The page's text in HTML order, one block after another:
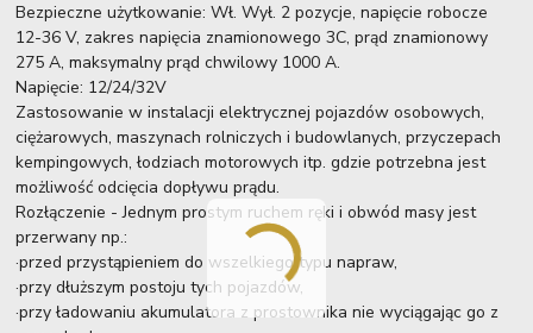
Bezpieczne użytkowanie: Wł. Wył. 2 pozycje, napięcie robocze
12-36 V, zakres napięcia znamionowego 3C, prąd znamionowy
275 A, maksymalny prąd chwilowy 1000 A.
Napięcie: 12/24/32V
Zastosowanie w instalacji elektrycznej pojazdów osobowych,
ciężarowych, maszynach rolniczych i budowlanych, przyczepach
kempingowych, łodziach motorowych itp. gdzie potrzebna jest
możliwość odcięcia dopływu prądu.
Rozłączenie - Jednym prostym ruchem ręki i obwód masy jest
przerwany np.:
·przed przystąpieniem do wszelkiego typu napraw,
·przy dłuższym postoju tych pojazdów,
·przy ładowaniu akumulatora z prostownika nie wyciągając go z